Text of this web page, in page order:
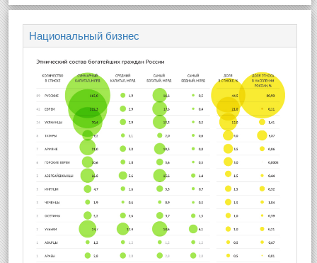
Национальный бизнес